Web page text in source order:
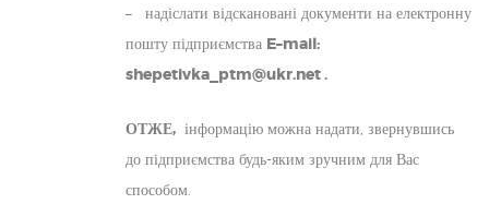
– надіслати відскановані документи на електронну
пошту підприємства E–mail:
shepetivka_ptm@ukr.net.
ОТЖЕ, інформацію можна надати, звернувшись
до підприємства будь-яким зручним для Вас
способом.